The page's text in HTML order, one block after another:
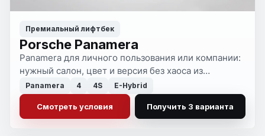
Премиальный лифтбек
Porsche Panamera
Panamera для личного пользования или компании:
нужный салон, цвет и версия без хаоса из
объявлений. Возвращаем короткий список
вариантов, которые можно спокойно сравнить и
выбрать.
Panamera 4 4S E-Hybrid
Смотреть условия Получить 3 варианта